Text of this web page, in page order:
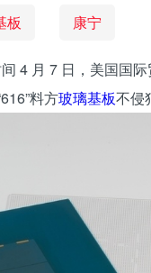
板 康宁
4 月 7 日，美国国
料方玻璃基板不侵